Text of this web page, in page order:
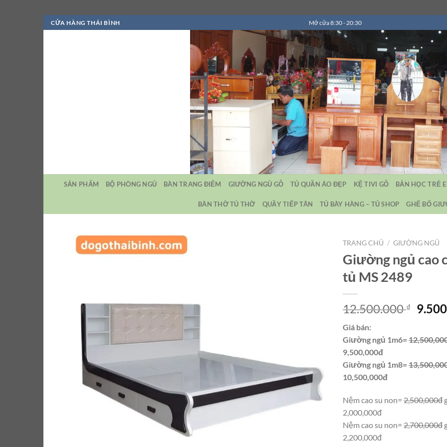
Bỏ
qua
CỬA HÀNG THÁI BÌNH Mở cửa 8:30 - 20:30
SẢN PHẨM BỘ PHÒNG NGỦ BÀN TRANG ĐIỂM GIƯỜNG NGỦ GỖ TỦ QUẦN ÁO ĐẸP KỆ TIVI GỖ BẢN HỌC TRẺ
BÀN THỜ TỦ THỜ QUẦY TIẾP TÂN TỦ BÀY HÀNG – TỦ SHOP GHẾ BỐ
TRANG CHỦ / GIƯỜNG NGỦ
Giường ngủ cao
tủ MS 2489
12.500.000₫
Giá
Giá bán:
Giường ngủ 1m6=
9,500,000đ
Giường ngủ 1m8=
10,500,000đ
Nệm cao su non= 2,500,000đ
2,000,000đ
Nệm cao su non= 2,700,000đ
2,200,000đ